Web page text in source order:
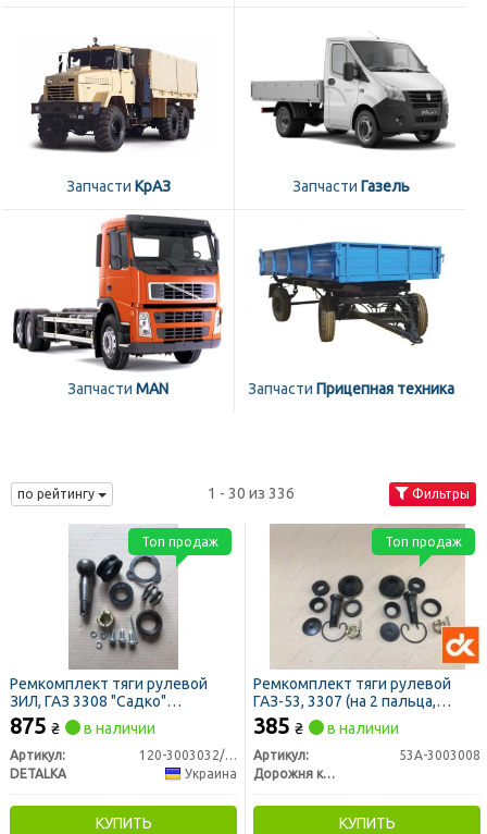
Запчасти КрАЗ Запчасти Газель
Запчасти MAN Запчасти Прицепная техника
по рейтингу 1 - 30 из 336 Фильтры
Ремкомплект тяги рулевой
ЗИЛ, ГАЗ 3308 "Садко"
(вкладыши стальные, пыльник
силиконовый) (DETALKA)
875 ₴ в наличии
Артикул:
120-3003032/66/67-01
DETALKA
Украина
КУПИТЬ
Топ продаж
Ремкомплект тяги рулевой
ГАЗ-53, 3307 (на 2 пальца,
полный) ПРЕМИУМ (ДК)
385 ₴ в наличии
Артикул:
53А-3003008
Дорожня карта
КУПИТЬ
Топ продаж